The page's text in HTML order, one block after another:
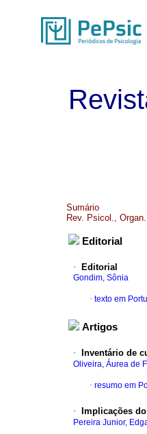
Sumário
Rev. Psicol.,
Editorial
· Editorial
Gondim, Sônia
· texto em
Artigos
· Inventário de
Oliveira, Áurea de
· resumo em
· Implicações
Pereira Junior,